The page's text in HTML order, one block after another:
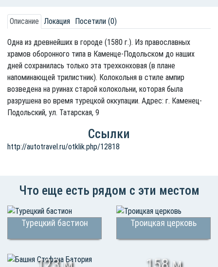
Описание Локация Посетили (0)
Одна из древнейших в городе (1580 г.). Из православных
храмов оборонного типа в Каменце-Подольском до наших
дней сохранилась только эта трехконховая (в плане
напоминающей трилистник). Колокольня в стиле ампир
возведена на руинах старой колокольни, которая была
разрушена во время турецкой оккупации. Адрес: г. Каменец-
Подольский, ул. Татарская, 9
Ссылки
http://autotravel.ru/otklik.php/12818
Что еще есть рядом с эти местом
Турецкий бастион Троицкая церковь